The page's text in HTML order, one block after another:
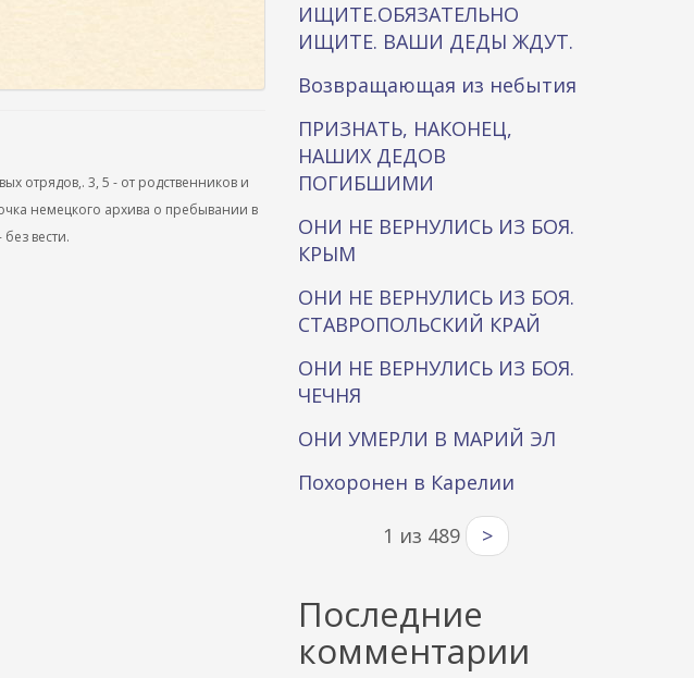
отрядов,. 3, 5 - от родственников и
немецкого архива о пребывании в
вести.
ИЩИТЕ.ОБЯЗАТЕЛЬНО
ИЩИТЕ. ВАШИ ДЕДЫ ЖДУТ.
Возвращающая из небытия
ПРИЗНАТЬ, НАКОНЕЦ,
НАШИХ ДЕДОВ
ПОГИБШИМИ
ОНИ НЕ ВЕРНУЛИСЬ ИЗ БОЯ.
КРЫМ
ОНИ НЕ ВЕРНУЛИСЬ ИЗ БОЯ.
СТАВРОПОЛЬСКИЙ КРАЙ
ОНИ НЕ ВЕРНУЛИСЬ ИЗ БОЯ.
ЧЕЧНЯ
ОНИ УМЕРЛИ В МАРИЙ ЭЛ
Похоронен в Карелии
1 из 489 >
Последние
комментарии